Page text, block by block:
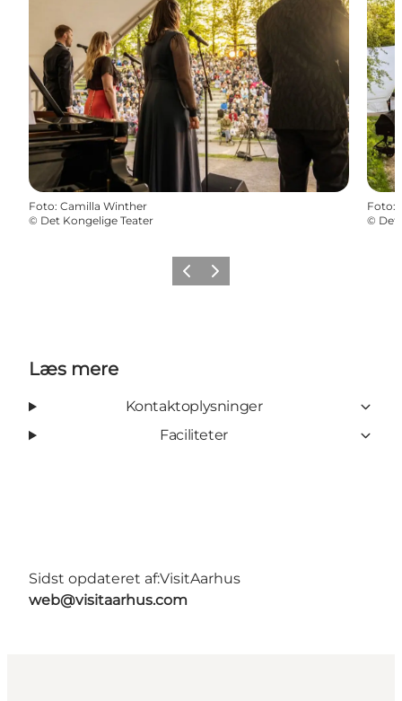
Foto: Camilla Winther
© Det Kongelige Teater
Foto:
© Det
ForrigeNæste
Læs mere
Kontaktoplysninger
Faciliteter
Sidst opdateret af:VisitAarhus
web@visitaarhus.com